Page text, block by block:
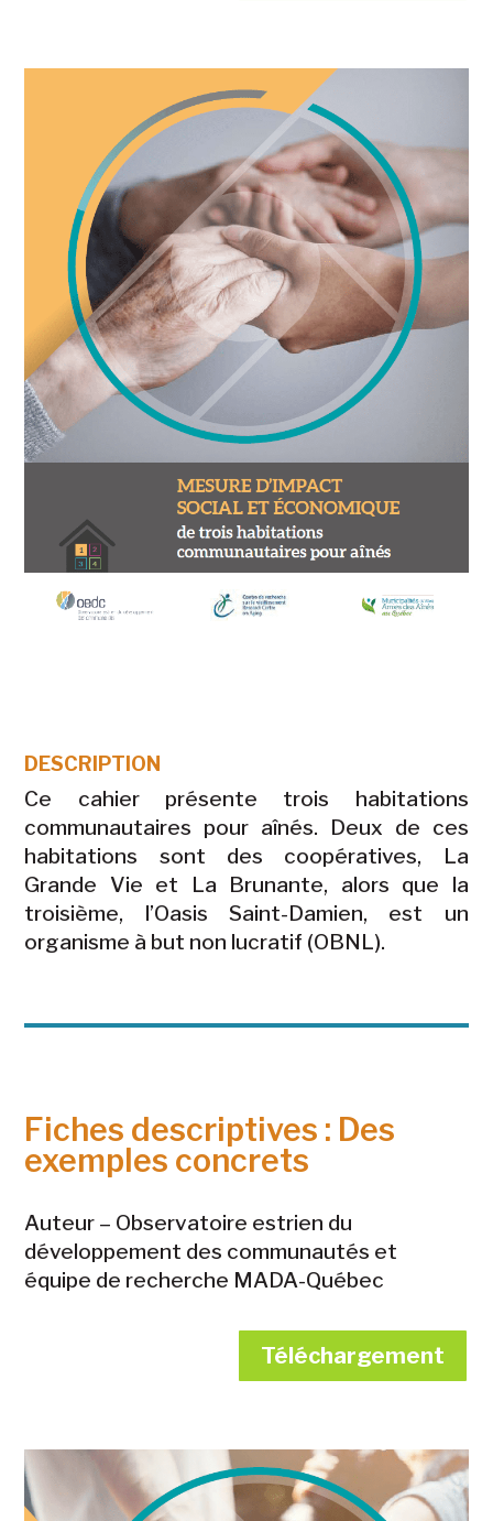
DESCRIPTION
Ce cahier présente trois habitations
communautaires pour aînés. Deux de ces
habitations sont des coopératives, La
Grande Vie et La Brunante, alors que la
troisième, l’Oasis Saint-Damien, est un
organisme à but non lucratif (OBNL).
Fiches descriptives : Des
exemples concrets
Auteur – Observatoire estrien du
développement des communautés et
équipe de recherche MADA-Québec
Téléchargement